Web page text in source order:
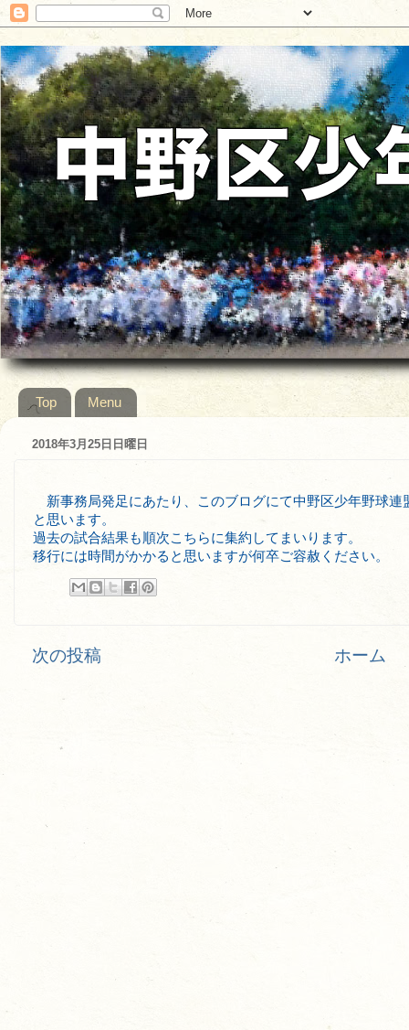
Top Menu
2018年3月25日日曜日
新事務局発足にあたり、このブログにて中野区少年野球連
と思います。
過去の試合結果も順次こちらに集約してまいります。
移行には時間がかかると思いますが何卒ご容赦ください。
次の投稿 ホーム